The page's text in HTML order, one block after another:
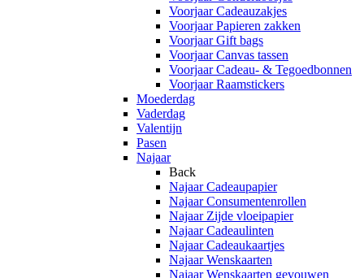
Voorjaar Cadeauzakjes
Voorjaar Papieren zakken
Voorjaar Gift bags
Voorjaar Canvas tassen
Voorjaar Cadeau- & Tegoedbonnen
Voorjaar Raamstickers
Moederdag
Vaderdag
Valentijn
Pasen
Najaar
Back
Najaar Cadeaupapier
Najaar Consumentenrollen
Najaar Zijde vloeipapier
Najaar Cadeaulinten
Najaar Cadeaukaartjes
Najaar Wenskaarten
Najaar Wenskaarten gevouwen